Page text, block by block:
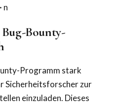
n
Bounty-
Programm stark
Sicherheitsforscher zur
einzuladen. Dieses